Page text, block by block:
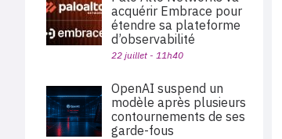
acquérir Embrace pour
étendre sa plateforme
d’observabilité
22 juillet - 11h40
OpenAI suspend un
modèle après plusieurs
contournements de ses
garde-fous